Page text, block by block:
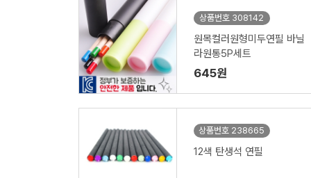
상품번호 308142
원목컬러원형미두연필 바닐
라원통5P세트
645원
상품번호 238665
12색 탄생석 연필